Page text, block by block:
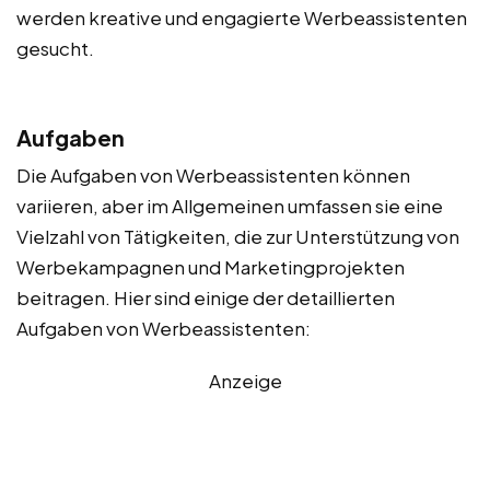
werden kreative und engagierte Werbeassistenten
gesucht.
Aufgaben
Die Aufgaben von Werbeassistenten können
variieren, aber im Allgemeinen umfassen sie eine
Vielzahl von Tätigkeiten, die zur Unterstützung von
Werbekampagnen und Marketingprojekten
beitragen. Hier sind einige der detaillierten
Aufgaben von Werbeassistenten:
Anzeige